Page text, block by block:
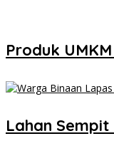
Produk
Lahan